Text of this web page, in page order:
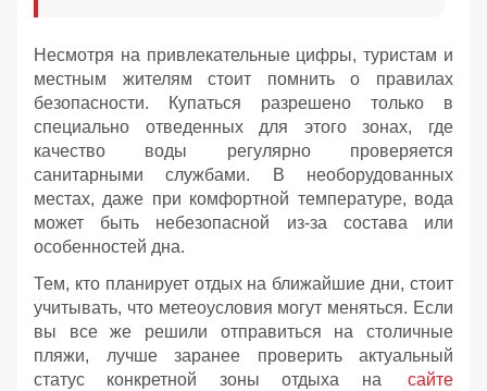
Несмотря на привлекательные цифры, туристам и
местным жителям стоит помнить о правилах
безопасности. Купаться разрешено только в
специально отведенных для этого зонах, где
качество воды регулярно проверяется
санитарными службами. В необорудованных
местах, даже при комфортной температуре, вода
может быть небезопасной из-за состава или
особенностей дна.
Тем, кто планирует отдых на ближайшие дни, стоит
учитывать, что метеоусловия могут меняться. Если
вы все же решили отправиться на столичные
пляжи, лучше заранее проверить актуальный
статус конкретной зоны отдыха на
сайте